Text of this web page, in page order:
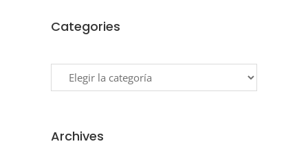
Categories
Archives